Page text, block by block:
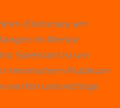
Eishockey am
im Merkur
Spielstart ist um
heimischem Publikum
werfen und wichtige